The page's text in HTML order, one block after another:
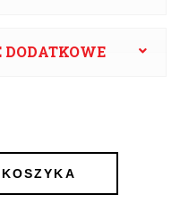
DODATKOWE